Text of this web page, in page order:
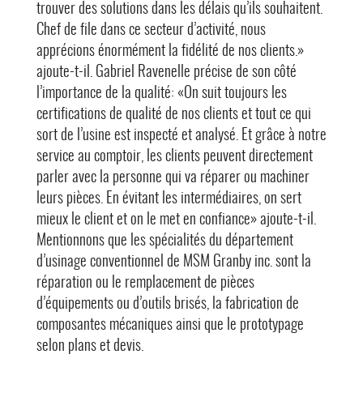
trouver des solutions dans les délais qu’ils souhaitent.
Chef de file dans ce secteur d’activité, nous
apprécions énormément la fidélité de nos clients.»
ajoute-t-il. Gabriel Ravenelle précise de son côté
l’importance de la qualité: «On suit toujours les
certifications de qualité de nos clients et tout ce qui
sort de l’usine est inspecté et analysé. Et grâce à notre
service au comptoir, les clients peuvent directement
parler avec la personne qui va réparer ou machiner
leurs pièces. En évitant les intermédiaires, on sert
mieux le client et on le met en confiance» ajoute-t-il.
Mentionnons que les spécialités du département
d’usinage conventionnel de MSM Granby inc. sont la
réparation ou le remplacement de pièces
d’équipements ou d’outils brisés, la fabrication de
composantes mécaniques ainsi que le prototypage
selon plans et devis.